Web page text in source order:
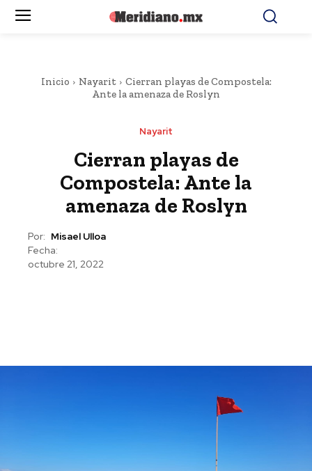
Inicio Nayarit
Cierran playas de Compostela:
Ante la amenaza de Roslyn
Nayarit
Cierran playas de
Compostela: Ante la
amenaza de Roslyn
Por: Misael Ulloa
Fecha:
octubre 21, 2022